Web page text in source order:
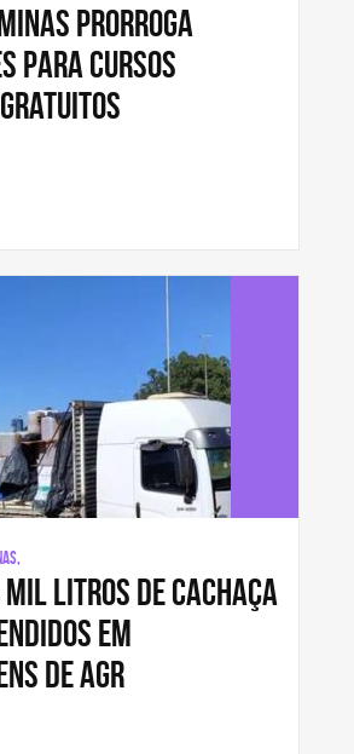
prorroga
para cursos
mil litros de cachaça
em
de agr